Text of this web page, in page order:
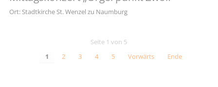
Ort: Stadtkirche St. Wenzel zu Naumburg
Seite 1 von 5
1
2 3 4 5 Vorwärts Ende